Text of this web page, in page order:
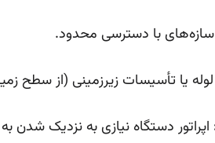
سازه‌های با دسترسی محدود.
یا تأسیسات زیرزمینی (از سطح
اپراتور دستگاه نیازی به نزدیک شدن